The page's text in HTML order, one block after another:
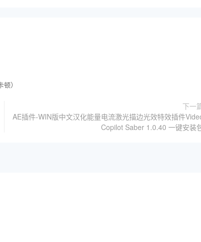
）
下一
AE插件-WIN版中文汉化能量电流激光描边光效特效插件
Copilot Saber 1.0.40 一键安装